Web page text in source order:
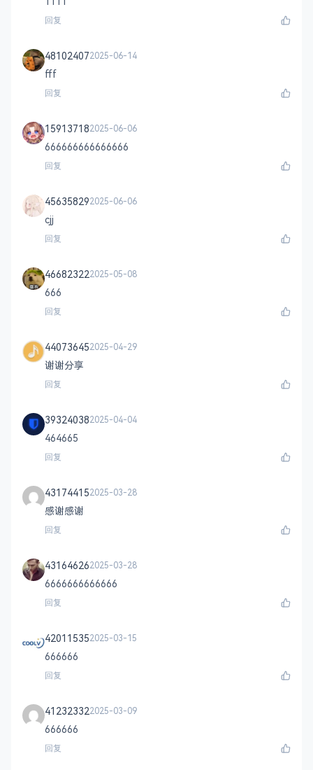
回复
481024072025-06-14
fff
回复
159137182025-06-06
666666666666666
回复
456358292025-06-06
cjj
回复
466823222025-05-08
666
回复
440736452025-04-29
谢谢分享
回复
393240382025-04-04
464665
回复
431744152025-03-28
感谢感谢
回复
431646262025-03-28
6666666666666
回复
420115352025-03-15
666666
回复
412323322025-03-09
666666
回复